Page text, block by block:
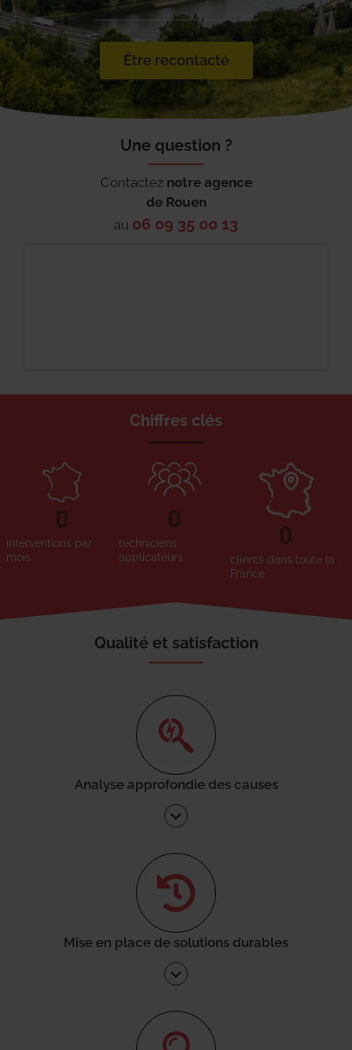
Être recontacté
Une question ?
Contactez notre agence
de Rouen
au 06 09 35 00 13
Chiffres clés
interventions par
mois
0
techniciens
applicateurs
0
clients dans toute la
France
0
Qualité et satisfaction
Analyse approfondie des causes
Mise en place de solutions durables